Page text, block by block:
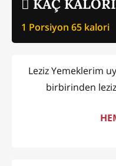
KAÇ
1 Porsiyon 65 kalori
Leziz Yemeklerim
birbirinden